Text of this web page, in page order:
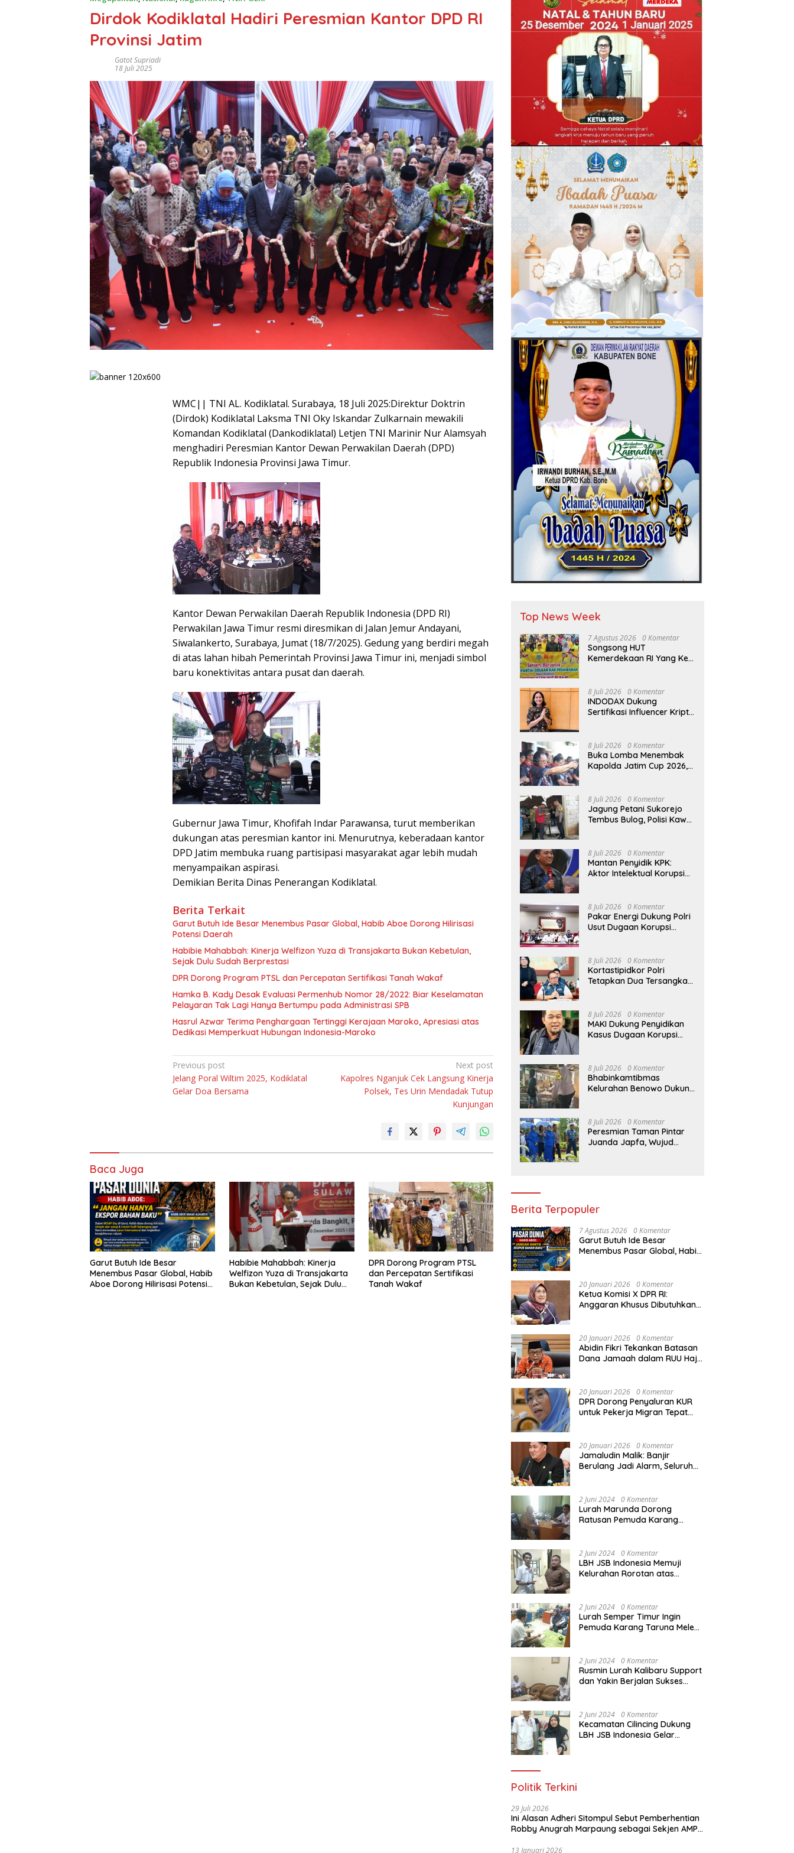
Dirdok Kodiklatal Hadiri Peresmian Kantor DPD RI
Provinsi Jatim
Gatot Supriadi
18 Juli 2025
WMC|| TNI AL. Kodiklatal. Surabaya, 18 Juli 2025:Direktur Doktrin
(Dirdok) Kodiklatal Laksma TNI Oky Iskandar Zulkarnain mewakili
Komandan Kodiklatal (Dankodiklatal) Letjen TNI Marinir Nur Alamsyah
menghadiri Peresmian Kantor Dewan Perwakilan Daerah (DPD)
Republik Indonesia Provinsi Jawa Timur.
Kantor Dewan Perwakilan Daerah Republik Indonesia (DPD RI)
Perwakilan Jawa Timur resmi diresmikan di Jalan Jemur Andayani,
Siwalankerto, Surabaya, Jumat (18/7/2025). Gedung yang berdiri megah
di atas lahan hibah Pemerintah Provinsi Jawa Timur ini, menjadi simbol
baru konektivitas antara pusat dan daerah.
Gubernur Jawa Timur, Khofifah Indar Parawansa, turut memberikan
dukungan atas peresmian kantor ini. Menurutnya, keberadaan kantor
DPD Jatim membuka ruang partisipasi masyarakat agar lebih mudah
menyampaikan aspirasi.
Demikian Berita Dinas Penerangan Kodiklatal.
Berita Terkait
Garut Butuh Ide Besar Menembus Pasar Global, Habib Aboe Dorong Hilirisasi
Potensi Daerah
Habibie Mahabbah: Kinerja Welfizon Yuza di Transjakarta Bukan Kebetulan,
Sejak Dulu Sudah Berprestasi
DPR Dorong Program PTSL dan Percepatan Sertifikasi Tanah Wakaf
Hamka B. Kady Desak Evaluasi Permenhub Nomor 28/2022: Biar Keselamatan
Pelayaran Tak Lagi Hanya Bertumpu pada Administrasi SPB
Hasrul Azwar Terima Penghargaan Tertinggi Kerajaan Maroko, Apresiasi atas
Dedikasi Memperkuat Hubungan Indonesia-Maroko
Navigasi
pos
Previous post
Jelang Poral Wiltim 2025, Kodiklatal
Gelar Doa Bersama
Next post
Kapolres Nganjuk Cek Langsung Kinerja
Polsek, Tes Urin Mendadak Tutup
Kunjungan
Baca Juga
Garut Butuh Ide Besar
Menembus Pasar Global, Habib
Aboe Dorong Hilirisasi Potensi
Habibie Mahabbah: Kinerja
Welfizon Yuza di Transjakarta
Bukan Kebetulan, Sejak Dulu
DPR Dorong Program PTSL
dan Percepatan Sertifikasi
Tanah Wakaf
Top News Week
7 Agustus 2026 0 Komentar
Songsong HUT
Kemerdekaan RI Yang Ke-
“Senam Bersama Golkar”
8 Juli 2026 0 Komentar
INDODAX Dukung
Sertifikasi Influencer Kripto
Lebih Sehat
8 Juli 2026 0 Komentar
Buka Lomba Menembak
Kapolda Jatim Cup 2026,
Penggunaan Senjata Api
8 Juli 2026 0 Komentar
Jagung Petani Sukorejo
Tembus Bulog, Polisi Kawal
8 Juli 2026 0 Komentar
Mantan Penyidik KPK:
Aktor Intelektual Korupsi
Ditangkap
8 Juli 2026 0 Komentar
Pakar Energi Dukung Polri
Usut Dugaan Korupsi
Negara Rp5 Triliun
8 Juli 2026 0 Komentar
Kortastipidkor Polri
Tetapkan Dua Tersangka
Assembagoes
8 Juli 2026 0 Komentar
MAKI Dukung Penyidikan
Kasus Dugaan Korupsi
8 Juli 2026 0 Komentar
Bhabinkamtibmas
Kelurahan Benowo Dukung
Peternak Sapi
8 Juli 2026 0 Komentar
Peresmian Taman Pintar
Juanda Japfa, Wujud
Berita Terpopuler
7 Agustus 2026 0 Komentar
Garut Butuh Ide Besar
Menembus Pasar Global, Habib
20 Januari 2026 0 Komentar
Ketua Komisi X DPR RI:
Anggaran Khusus Dibutuhkan
Akibat Bencana
20 Januari 2026 0 Komentar
Abidin Fikri Tekankan Batasan
Dana Jamaah dalam RUU Haji
20 Januari 2026 0 Komentar
DPR Dorong Penyaluran KUR
untuk Pekerja Migran Tepat
PMI
20 Januari 2026 0 Komentar
Jamaludin Malik: Banjir
Berulang Jadi Alarm, Seluruh
2 Juni 2024 0 Komentar
Lurah Marunda Dorong
Ratusan Pemuda Karang
Paralegal Gratis Yang
Diadakan LBH JSB Indonesia
2 Juni 2024 0 Komentar
LBH JSB Indonesia Memuji
Kelurahan Rorotan atas
150 orang Pemuda Karang
Taruna di Jakarta Utara
2 Juni 2024 0 Komentar
Lurah Semper Timur Ingin
Pemuda Karang Taruna Melek
Diadakan LBH JSB Indonesia
2 Juni 2024 0 Komentar
Rusmin Lurah Kalibaru Support
dan Yakin Berjalan Sukses
Taruna di Jakarta Utara
2 Juni 2024 0 Komentar
Kecamatan Cilincing Dukung
LBH JSB Indonesia Gelar
Politik Terkini
29 Juli 2026
Ini Alasan Adheri Sitompul Sebut Pemberhentian
Robby Anugrah Marpaung sebagai Sekjen AMPI
13 Januari 2026